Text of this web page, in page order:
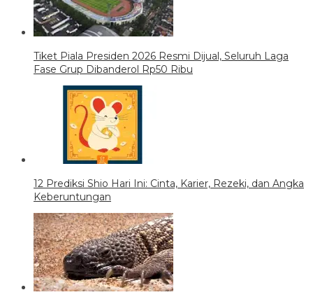
Tiket Piala Presiden 2026 Resmi Dijual, Seluruh Laga
Fase Grup Dibanderol Rp50 Ribu
12 Prediksi Shio Hari Ini: Cinta, Karier, Rezeki, dan Angka
Keberuntungan